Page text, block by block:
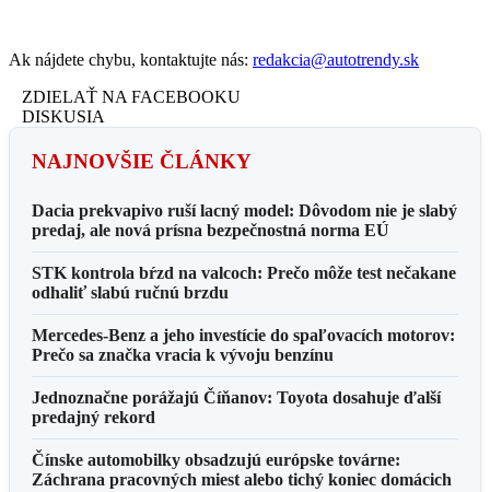
Ak nájdete chybu, kontaktujte nás: redakcia@autotrendy.sk
ZDIELAŤ NA FACEBOOKU
DISKUSIA
NAJNOVŠIE ČLÁNKY
Dacia prekvapivo ruší lacný model: Dôvodom nie je slabý
predaj, ale nová prísna bezpečnostná norma EÚ
STK kontrola bŕzd na valcoch: Prečo môže test nečakane
odhaliť slabú ručnú brzdu
Mercedes-Benz a jeho investície do spaľovacích motorov:
Prečo sa značka vracia k vývoju benzínu
Jednoznačne porážajú Číňanov: Toyota dosahuje ďalší
predajný rekord
Čínske automobilky obsadzujú európske továrne:
Záchrana pracovných miest alebo tichý koniec domácich